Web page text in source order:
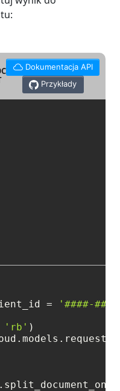
Dokumentacja API
Przykłady
=
'####-
'rb' )